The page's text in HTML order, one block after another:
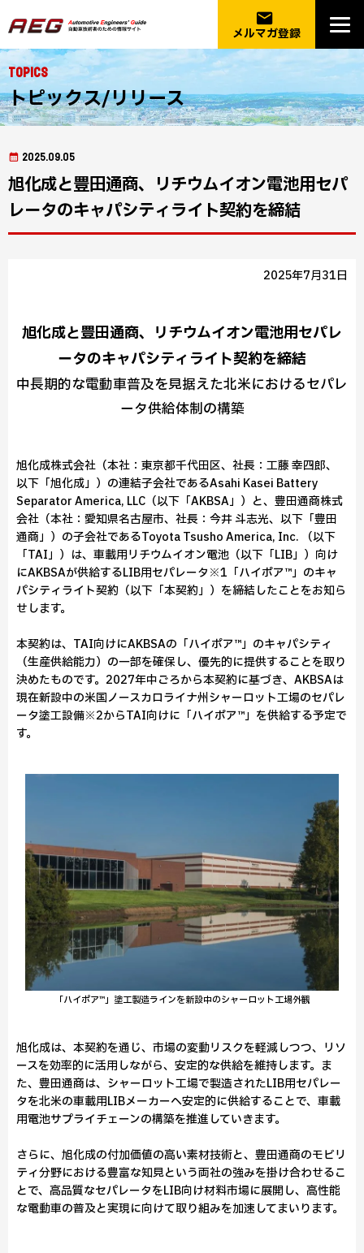
email
メルマガ登録
Topics
トピックス/リリース
2025.09.05
旭化成と豊田通商、リチウムイオン電池用セパ
レータのキャパシティライト契約を締結
2025年7月31日
旭化成と豊田通商、リチウムイオン電池用セパレ
ータのキャパシティライト契約を締結
中長期的な電動車普及を見据えた北米におけるセパレ
ータ供給体制の構築
旭化成株式会社（本社：東京都千代田区、社長：工藤 幸四郎、
以下「旭化成」）の連結子会社であるAsahi Kasei Battery
Separator America, LLC（以下「AKBSA」）と、豊田通商株式
会社（本社：愛知県名古屋市、社長：今井 斗志光、以下「豊田
通商」）の子会社であるToyota Tsusho America, Inc. （以下
「TAI」）は、車載用リチウムイオン電池（以下「LIB」）向け
にAKBSAが供給するLIB用セパレータ※1「ハイポア™」のキャ
パシティライト契約（以下「本契約」）を締結したことをお知ら
せします。
本契約は、TAI向けにAKBSAの「ハイポア™」のキャパシティ
（生産供給能力）の一部を確保し、優先的に提供することを取り
決めたものです。2027年中ごろから本契約に基づき、AKBSAは
現在新設中の米国ノースカロライナ州シャーロット工場のセパレ
ータ塗工設備※2からTAI向けに「ハイポア™」を供給する予定で
す。
「ハイポア™」塗工製造ラインを新設中のシャーロット工場外観
旭化成は、本契約を通じ、市場の変動リスクを軽減しつつ、リソ
ースを効率的に活用しながら、安定的な供給を維持します。ま
た、豊田通商は、シャーロット工場で製造されたLIB用セパレー
タを北米の車載用LIBメーカーへ安定的に供給することで、車載
用電池サプライチェーンの構築を推進していきます。
さらに、旭化成の付加価値の高い素材技術と、豊田通商のモビリ
ティ分野における豊富な知見という両社の強みを掛け合わせるこ
とで、高品質なセパレータをLIB向け材料市場に展開し、高性能
な電動車の普及と実現に向けて取り組みを加速してまいります。